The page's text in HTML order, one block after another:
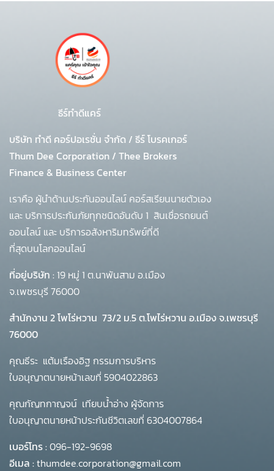
ธีร์ทำดีแคร์
บริษัท ทำดี คอร์ปอเรชั่น จำกัด / ธีร์ โบรคเกอร์
Thum Dee Corporation / Thee Brokers
Finance & Business Center
เราคือ ผู้นำด้านประกันออนไลน์ คอร์สเรียนนายตัวเอง
และ บริการประกันภัยทุกชนิดอันดับ 1 สินเชื่อรถยนต์
ออนไลน์ และ บริการอสังหาริมทรัพย์ที่ดี
ที่สุดบนโลกออนไลน์
ที่อยู่บริษัท : 19 หมู่ 1 ต.นาพันสาม อ.เมือง
จ.เพชรบุรี 76000
สำนักงาน 2 โพโร่หวาน 73/2 ม.5 ต.โพไร่หวาน อ.เมือง จ.เพชรบุรี
76000
คุณธีระ แต้มเรืองอิฐ กรรมการบริหาร
ใบอนุญาตนายหน้าเลขที่ 5904022863
คุณกัญทกาญจน์ เทียบน้ำอ่าง ผู้จัดการ
ใบอนุญาตนายหน้าประกันชีวิตเลขที่ 6304007864
เบอร์โทร :096-192-9698
อีเมล :thumdee.corporation@gmail.com